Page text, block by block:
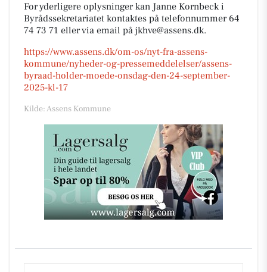
For yderligere oplysninger kan Janne Kornbeck i
Byrådssekretariatet kontaktes på telefonnummer 64
74 73 71 eller via email på jkhve@assens.dk.
https://www.assens.dk/om-os/nyt-fra-assens-
kommune/nyheder-og-pressemeddelelser/assens-
byraad-holder-moede-onsdag-den-24-september-
2025-kl-17
Kilde: Assens Kommune